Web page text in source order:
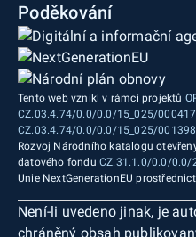
Poděkování
Tento web vznikl v rámci projektů
CZ.03.4.74/0.0/0.0/15_025/
CZ.03.4.74/0.0/0.0/15_025/
Rozvoj Národního katalogu
datového fondu CZ.31.1.0/0.0/0.0/
Unie NextGenerationEU
Není-li uvedeno jinak, je
chráněný obsah